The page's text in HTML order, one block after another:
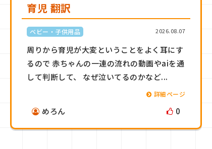
育児 翻訳
ベビー・子供用品 2026.08.07
周りから育児が大変ということをよく耳にす
るので 赤ちゃんの一連の流れの動画やaiを通
して判断して、 なぜ泣いてるのかなど...
詳細ページ
めろん 0